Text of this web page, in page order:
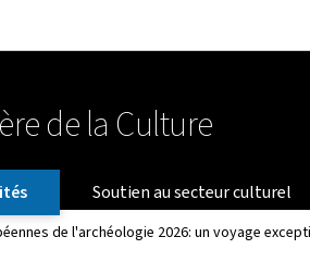
de la Culture
Soutien au secteur culturel
de l'archéologie 2026: un voyage